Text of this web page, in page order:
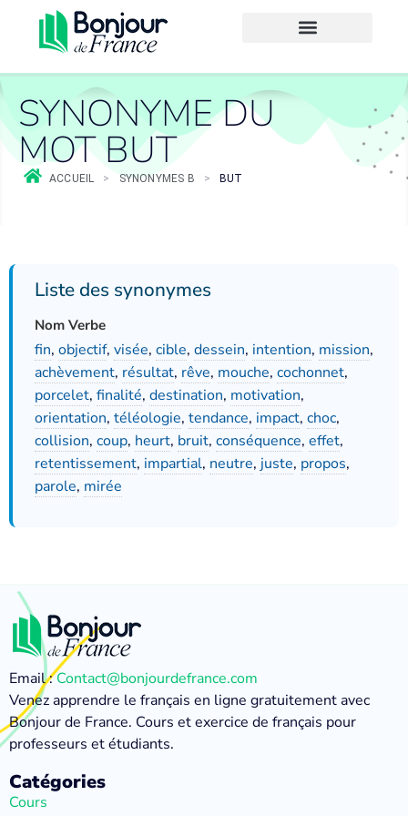
SYNONYME DU
MOT BUT
ACCUEIL > SYNONYMES B > BUT
Liste des synonymes
Nom Verbe
fin, objectif, visée, cible, dessein, intention, mission,
achèvement, résultat, rêve, mouche, cochonnet,
porcelet, finalité, destination, motivation,
orientation, téléologie, tendance, impact, choc,
collision, coup, heurt, bruit, conséquence, effet,
retentissement, impartial, neutre, juste, propos,
parole, mirée
Email :Contact@bonjourdefrance.com
Venez apprendre le français en ligne gratuitement avec
Bonjour de France. Cours et exercice de français pour
professeurs et étudiants.
Catégories
Cours